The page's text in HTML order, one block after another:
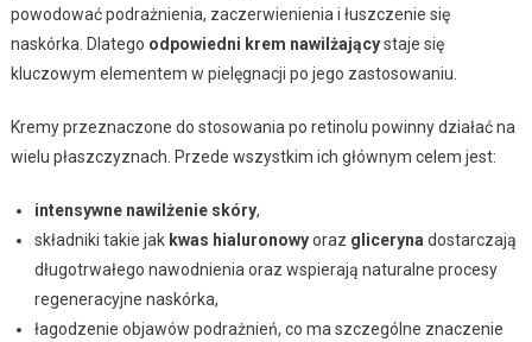
powodować podrażnienia, zaczerwienienia i łuszczenie się
naskórka. Dlatego odpowiedni krem nawilżającystaje się
kluczowym elementem w pielęgnacji po jego zastosowaniu.
Kremy przeznaczone do stosowania po retinolu powinny działać na
wielu płaszczyznach. Przede wszystkim ich głównym celem jest:
intensywne nawilżenie skóry,
składniki takie jak kwas hialuronowyoraz gliceryna dostarczają
długotrwałego nawodnienia oraz wspierają naturalne procesy
regeneracyjne naskórka,
łagodzenie objawów podrażnień, co ma szczególne znaczenie